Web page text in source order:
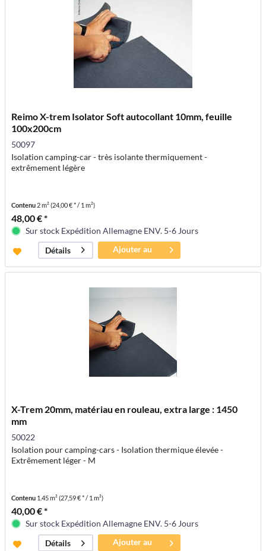
Reimo X-trem Isolator Soft autocollant 10mm, feuille
100x200cm
50097
Isolation camping-car - très isolante thermiquement -
extrêmement légère
Contenu 2 m²(24,00 € * / 1 m²)
48,00 € *
Sur stock Expédition Allemagne ENV. 5-6 Jours
Détails
Ajouter au
panier
X-Trem 20mm, matériau en rouleau, extra large : 1450
mm
50022
Isolation pour camping-cars - Isolation thermique élevée -
Extrêmement léger - M
Contenu 1.45 m²(27,59 € * / 1 m²)
40,00 € *
Sur stock Expédition Allemagne ENV. 5-6 Jours
Détails
Ajouter au